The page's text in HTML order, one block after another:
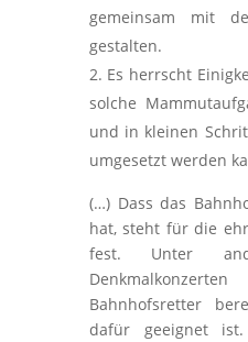
gemeinsam mit
gestalten.
Es herrscht
solche
und in kleinen
umgesetzt werden
(…) Dass das
hat, steht für die
fest. Unter
Bahnhofsretter
dafür geeignet